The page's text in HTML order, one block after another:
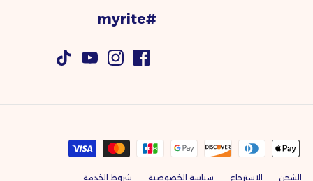
#myrite
الشحن الاسترجاع سياسة الخصوصية شروط الخدمة